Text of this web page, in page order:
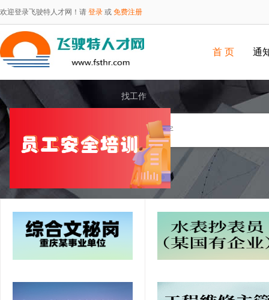
欢迎登录飞驶特人才网！请 登录 或 免费注册
首 页 通
找工作